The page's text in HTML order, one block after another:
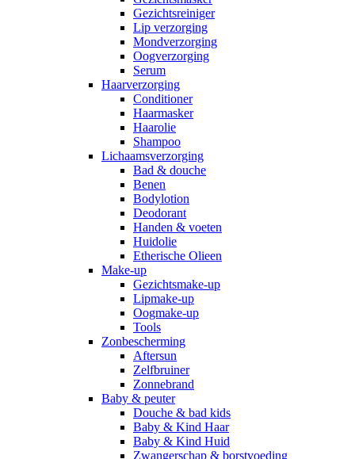
Gezichtsreiniger
Lip verzorging
Mondverzorging
Oogverzorging
Serum
Haarverzorging
Conditioner
Haarmasker
Haarolie
Shampoo
Lichaamsverzorging
Bad & douche
Benen
Bodylotion
Deodorant
Handen & voeten
Huidolie
Etherische Olieen
Make-up
Gezichtsmake-up
Lipmake-up
Oogmake-up
Tools
Zonbescherming
Aftersun
Zelfbruiner
Zonnebrand
Baby & peuter
Douche & bad kids
Baby & Kind Haar
Baby & Kind Huid
Zwangerschap & borstvoeding